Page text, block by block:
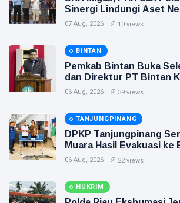
Sinergi Lindungi Aset
Menjaga Ketahanan
07 Aug, 2026 10 views
BINTAN
Pemkab Bintan Buka
dan Direktur PT Bintan
06 Aug, 2026 39 views
TANJUNGPINANG
DPKP Tanjungpinang
Muara Hasil Evakuasi ke
Taman Safari Lagoi
06 Aug, 2026 22 views
HUKRIM